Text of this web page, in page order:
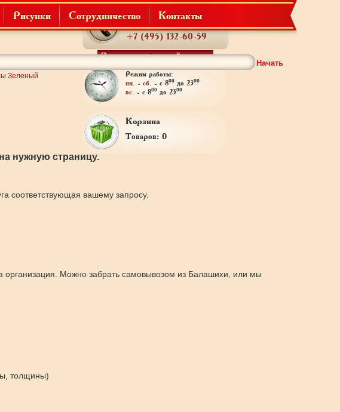
Телефон:
+7 (495) 132-60-59
Заказать обратный звонок
Режим работы:
пн. - сб. - с 800до 2300
вс. - с 800до 2300
Корзина
Товаров: 0
Рисунки Сотрудничество Контакты
Начать
Зеленый
нужную страницу.
соответствующая вашему запросу.
Можно забрать самовывозом из Балашихи, или мы
толщины)